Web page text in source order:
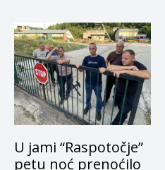
U jami “Raspotočje”
petu noć prenoćilo